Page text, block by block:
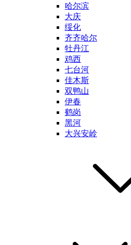
哈尔滨
大庆
绥化
齐齐哈尔
牡丹江
鸡西
七台河
佳木斯
双鸭山
伊春
鹤岗
黑河
大兴安岭